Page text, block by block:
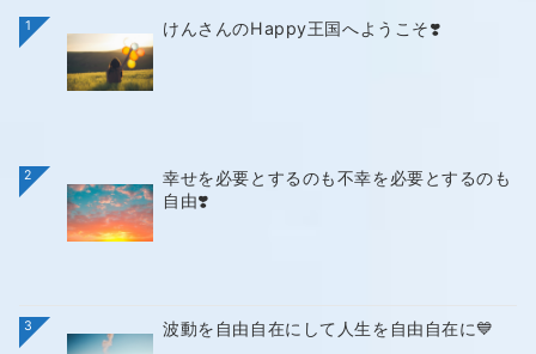
1 けんさんのHappy王国へようこそ❣️
2
幸せを必要とするのも不幸を必要とするのも
自由❣️
3 波動を自由自在にして人生を自由自在に💙